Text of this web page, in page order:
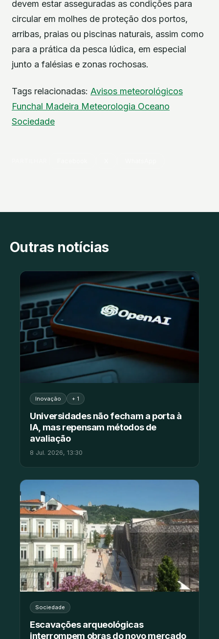
devem estar asseguradas as condições para
circular em molhes de proteção dos portos,
arribas, praias ou piscinas naturais, assim como
para a prática da pesca lúdica, em especial
junto a falésias e zonas rochosas.
Tags relacionadas: Avisos meteorológicos
Funchal Madeira Meteorologia Oceano
Sociedade
Outras notícias
Inovação + 1
Universidades não fecham a porta à
IA, mas repensam métodos de
avaliação
8 Jul. 2026, 13:30
Sociedade
Escavações arqueológicas
interrompem obras do novo mercado